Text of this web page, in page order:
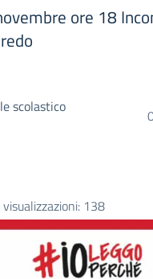
ore 18
scolastico
138